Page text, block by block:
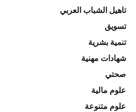
تاهيل الشباب العربي
تسويق
تنمية بشرية
شهادات مهنية
صحتي
علوم مالية
علوم متنوعة